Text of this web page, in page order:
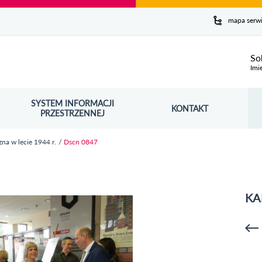
mapa
SYSTEM INFORMACJI
PRZESTRZENNEJ
OTWORZY SIĘ W NOWYM OKNIE KONTAKT
w lecie 1944 r. Dscn 0847